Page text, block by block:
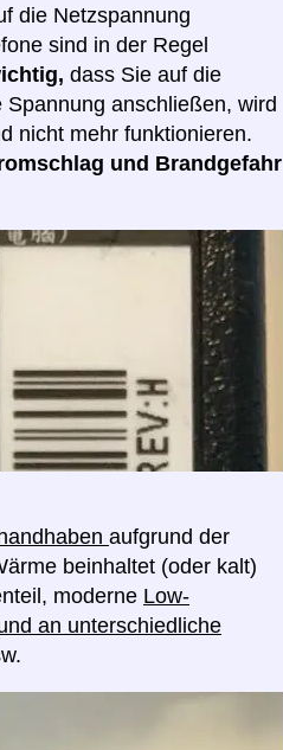
die Netzspannung
sind in der Regel
dass Sie auf die
anschließen, wird
nicht mehr funktionieren.
und Brandgefahr
aufgrund der
beinhaltet (oder kalt)
moderne Low-
an unterschiedliche